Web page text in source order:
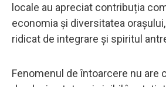
locale au apreciat contribuția
economia și diversitatea
ridicat de integrare și spiritul
Fenomenul de întoarcere nu are